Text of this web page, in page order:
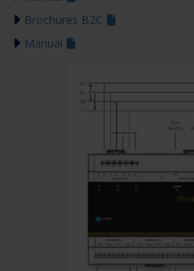
Brochures B2C
Manual